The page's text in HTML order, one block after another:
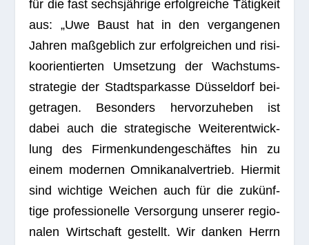
für die fast sechs­jäh­rige erfolg­rei­che Tätig­keit
aus: „Uwe Baust hat in den ver­gan­ge­nen
Jah­ren maß­geb­lich zur erfolg­rei­chen und risi­
ko­ori­en­tier­ten Umset­zung der Wachs­tums­
stra­te­gie der Stadt­spar­kasse Düs­sel­dorf bei­
getra­gen. Beson­ders her­vor­zu­he­ben ist
dabei auch die stra­te­gi­sche Wei­ter­ent­wick­
lung des Fir­men­kun­den­ge­schäf­tes hin zu
einem moder­nen Omni­ka­nal­ver­trieb. Hier­mit
sind wich­tige Wei­chen auch für die zukünf­
tige pro­fes­sio­nelle Ver­sor­gung unse­rer regio­
na­len Wirt­schaft gestellt. Wir dan­ken Herrn